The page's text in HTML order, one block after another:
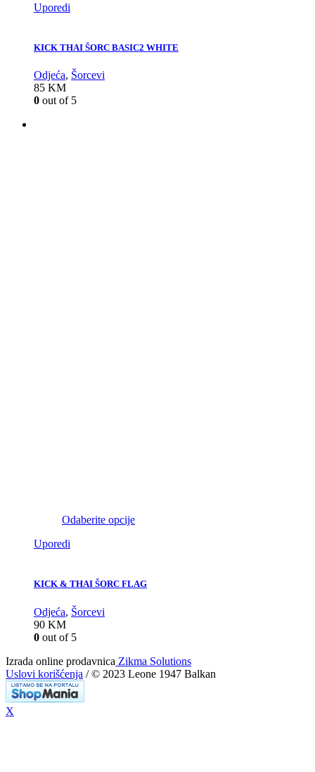
Uporedi
KICK THAI ŠORC BASIC2 WHITE
Odjeća, Šorcevi
85 KM
0 out of 5
Odaberite opcije
Uporedi
KICK & THAI ŠORC FLAG
Odjeća, Šorcevi
90 KM
0 out of 5
Izrada online prodavnica Zikma Solutions
Uslovi korišćenja / © 2023 Leone 1947 Balkan
X